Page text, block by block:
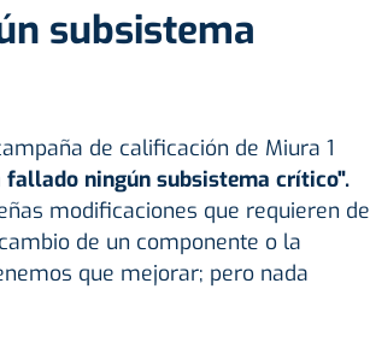
subsistema
de calificación de Miura 1
ningún subsistema crítico".
modificaciones que requieren de
de un componente o la
que mejorar; pero nada